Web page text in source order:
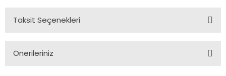
Taksit Seçenekleri
Önerileriniz